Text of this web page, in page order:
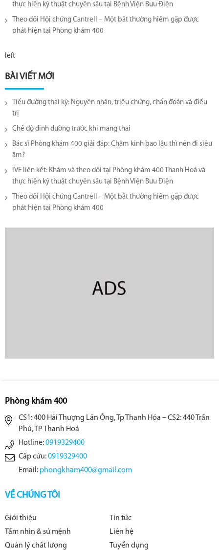
thực hiện kỹ thuật chuyên sâu tại Bệnh Viện Bưu Điện
Theo dõi Hội chứng Cantrell – Một bất thường hiếm gặp được
phát hiện tại Phòng khám 400
left
BÀI VIẾT MỚI
Tiểu đường thai kỳ: Nguyên nhân, triệu chứng, chẩn đoán và điều
trị
Chế độ dinh dưỡng trước khi mang thai
Bác sĩ Phòng khám 400 giải đáp: Chậm kinh bao lâu thì nên đi siêu
âm?
IVF liên kết: Khám và theo dõi tại Phòng khám 400 Thanh Hoá và
thực hiện kỹ thuật chuyên sâu tại Bệnh Viện Bưu Điện
Theo dõi Hội chứng Cantrell – Một bất thường hiếm gặp được
phát hiện tại Phòng khám 400
Phòng khám 400
CS1: 400 Hải Thượng Lãn Ông, Tp Thanh Hóa – CS2: 440 Trần
Phú, TP Thanh Hoá
Hotline:0919329400
Cấp cứu:0919329400
Email: phongkham400@gmail.com
VỀ CHÚNG TÔI
Giới thiệu
Tin tức
Tầm nhìn & sứ mệnh
Liên hệ
Quản lý chất lượng
Tuyển dụng